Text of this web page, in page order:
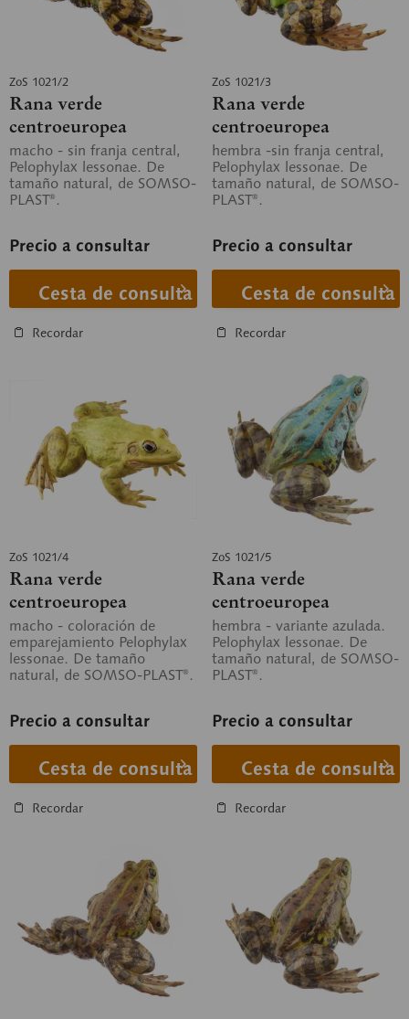
ZoS 1021/2
Rana verde
centroeuropea
macho - sin franja central,
Pelophylax lessonae. De
tamaño natural, de SOMSO-
PLAST®.
Precio a consultar
Cesta de consulta
Recordar
ZoS 1021/3
Rana verde
centroeuropea
hembra -sin franja central,
Pelophylax lessonae. De
tamaño natural, de SOMSO-
PLAST®.
Precio a consultar
Cesta de consulta
Recordar
ZoS 1021/4
Rana verde
centroeuropea
macho - coloración de
emparejamiento Pelophylax
lessonae. De tamaño
natural, de SOMSO-PLAST®.
Precio a consultar
Cesta de consulta
Recordar
ZoS 1021/5
Rana verde
centroeuropea
hembra - variante azulada.
Pelophylax lessonae. De
tamaño natural, de SOMSO-
PLAST®.
Precio a consultar
Cesta de consulta
Recordar